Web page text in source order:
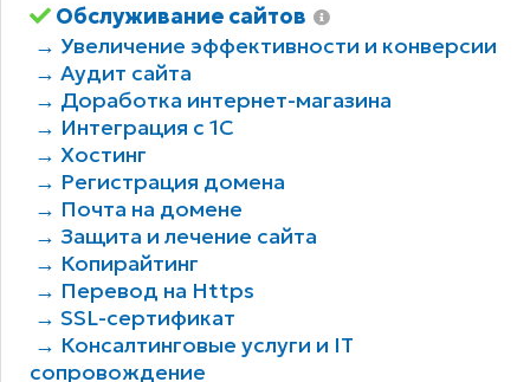
Обслуживание сайтов
→ Увеличение эффективности и конверсии
→ Аудит сайта
→ Доработка интернет-магазина
→ Интеграция с 1С
→ Хостинг
→ Регистрация домена
→ Почта на домене
→ Защита и лечение сайта
→ Копирайтинг
→ Перевод на Https
→ SSL-сертификат
→ Консалтинговые услуги и IT
сопровождение